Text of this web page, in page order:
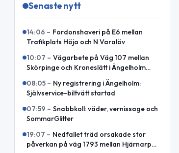
Senaste nytt
14:06 – Fordonshaveri på E6 mellan
Trafikplats Höja och N Varalöv
10:07 – Vägarbete på Väg 107 mellan
Skörpinge och Kroneslätt i Ängelholm
08:05 – Ny registrering i Ängelholm:
Självservice-biltvätt startad
07:59 – Snabbkoll: väder, vernissage och
SommarGlitter
19:07 – Nedfallet träd orsakade stor
påverkan på väg 1793 mellan Hjärnarp